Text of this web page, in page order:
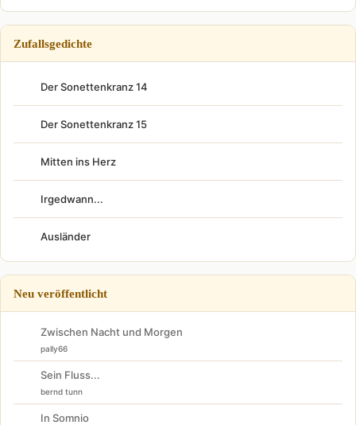
Zufallsgedichte
Der Sonettenkranz 14
Der Sonettenkranz 15
Mitten ins Herz
Irgedwann...
Ausländer
Neu veröffentlicht
Zwischen Nacht und Morgen
pally66
Sein Fluss...
bernd tunn
In Somnio